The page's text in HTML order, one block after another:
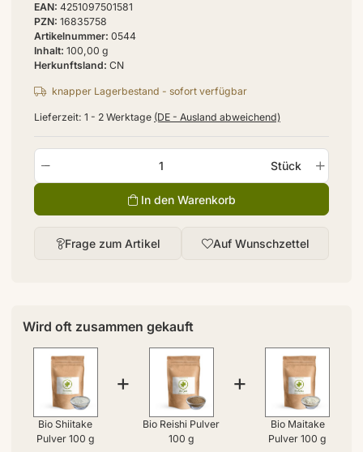
Inhalt 100,00 g
Artikelnummer 0544
PZN 16835758
EAN 4251097501581
Herkunftsland CN
Frage zum Artikel Auf Wunschzettel
Stück
In den Warenkorb
knapper Lagerbestand - sofort verfügbar
Lieferzeit: 1 - 2 Werktage (DE - Ausland abweichend)
Wird oft zusammen gekauft
Bio Shiitake
Pulver 100 g
+
Bio Reishi Pulver
100 g
+
Bio Maitake
Pulver 100 g